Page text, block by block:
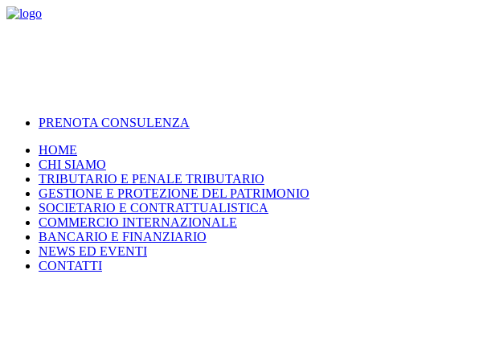
PRENOTA CONSULENZA
HOME
CHI SIAMO
TRIBUTARIO E PENALE TRIBUTARIO
GESTIONE E PROTEZIONE DEL PATRIMONIO
SOCIETARIO E CONTRATTUALISTICA
COMMERCIO INTERNAZIONALE
BANCARIO E FINANZIARIO
NEWS ED EVENTI
CONTATTI